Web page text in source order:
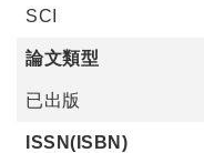
SCI
論文類型
已出版
ISSN(ISBN)